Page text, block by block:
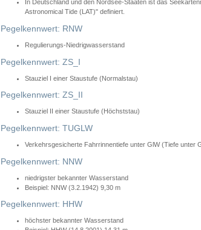
In Deutschland und den Nordsee-Staaten ist das
Astronomical Tide (LAT)" definiert.
Pegelkennwert: RNW
Regulierungs-Niedrigwasserstand
Pegelkennwert: ZS_I
Stauziel I einer Staustufe (Normalstau)
Pegelkennwert: ZS_II
Stauziel II einer Staustufe (Höchststau)
Pegelkennwert: TUGLW
Verkehrsgesicherte Fahrrinnentiefe unter GlW (Tiefe unter
Pegelkennwert: NNW
niedrigster bekannter Wasserstand
Beispiel: NNW (3.2.1942) 9,30 m
Pegelkennwert: HHW
höchster bekannter Wasserstand